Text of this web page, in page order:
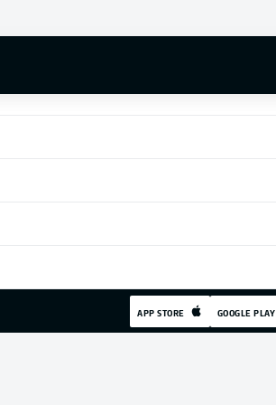
APP STORE GOOGLE PLAY